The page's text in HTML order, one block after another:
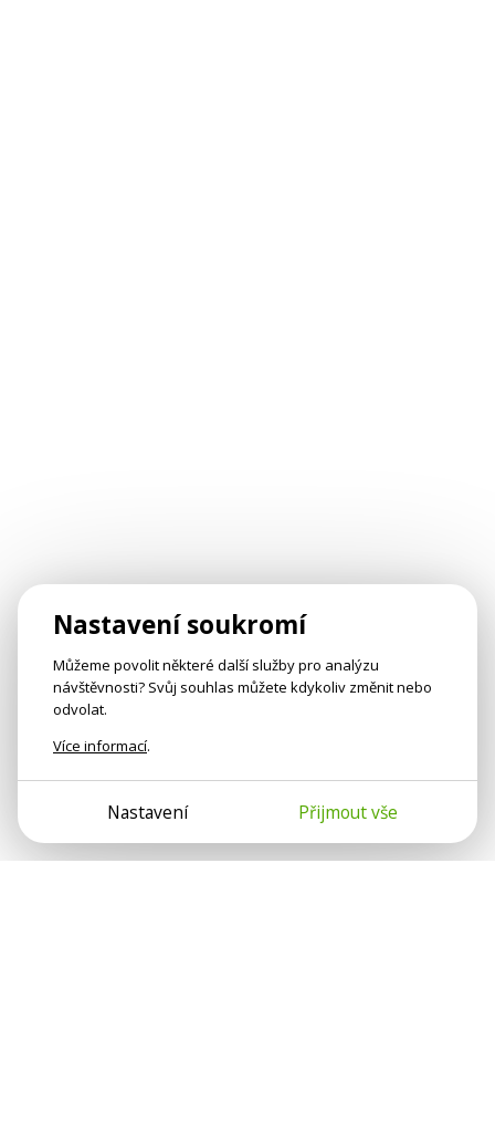
Nastavení soukromí
Můžeme povolit některé další služby pro analýzu
návštěvnosti? Svůj souhlas můžete kdykoliv změnit nebo
odvolat.
Více informací.
Nastavení Přijmout vše